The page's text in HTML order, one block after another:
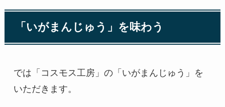
「いがまんじゅう」を味わう
では「コスモス工房」の「いがまんじゅう」を
いただきます。